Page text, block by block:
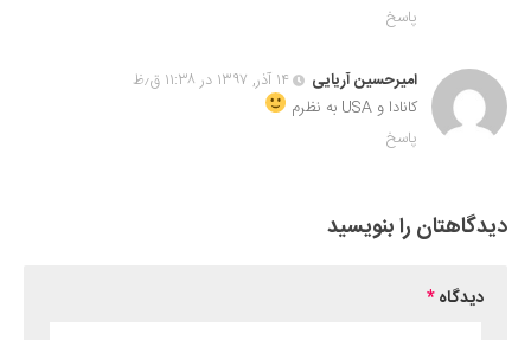
پاسخ
امیرحسین آریایی
۱۴ آذر, ۱۳۹۷ در ۱۱:۳۸ ق٫ظ
کانادا و USA به نظرم
پاسخ
دیدگاهتان را بنویسید
دیدگاه*